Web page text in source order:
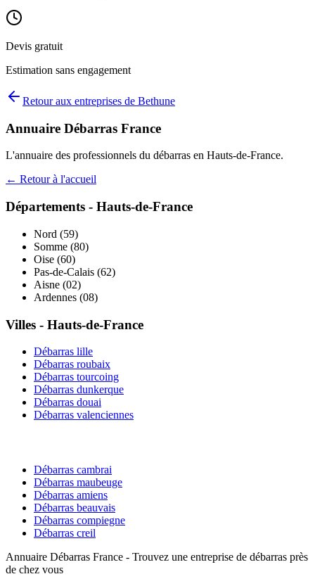
Devis gratuit
Estimation sans engagement
Retour aux entreprises de Bethune
Annuaire Débarras France
L'annuaire des professionnels du débarras en Hauts-de-France.
← Retour à l'accueil
Départements - Hauts-de-France
Nord (59)
Somme (80)
Oise (60)
Pas-de-Calais (62)
Aisne (02)
Ardennes (08)
Villes - Hauts-de-France
Débarras lille
Débarras roubaix
Débarras tourcoing
Débarras dunkerque
Débarras douai
Débarras valenciennes
Débarras cambrai
Débarras maubeuge
Débarras amiens
Débarras beauvais
Débarras compiegne
Débarras creil
Annuaire Débarras France - Trouvez une entreprise de débarras près
de chez vous